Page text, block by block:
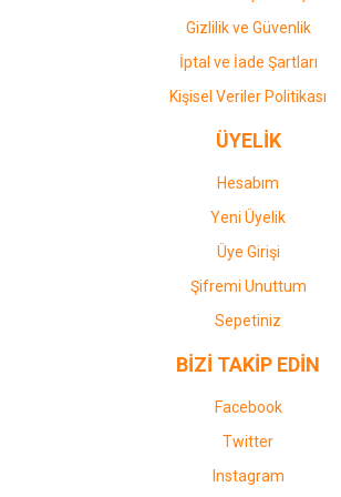
Gizlilik ve Güvenlik
İptal ve İade Şartları
Kişisel Veriler Politikası
ÜYELİK
Hesabım
Yeni Üyelik
Üye Girişi
Şifremi Unuttum
Sepetiniz
BİZİ TAKİP EDİN
Facebook
Twitter
Instagram